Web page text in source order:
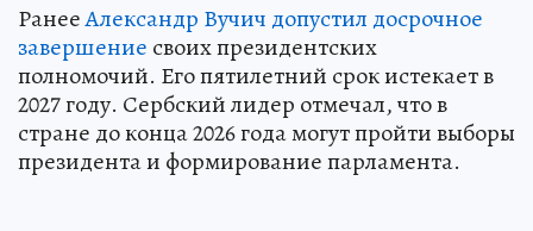
РанееАлександр Вучич допустил досрочное
завершение своих президентских
полномочий. Его пятилетний срок истекает в
2027 году. Сербский лидер отмечал, что в
стране до конца 2026 года могут пройти выборы
президента и формирование парламента.